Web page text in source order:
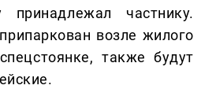
принадлежал частнику.
возле жилого
также будут